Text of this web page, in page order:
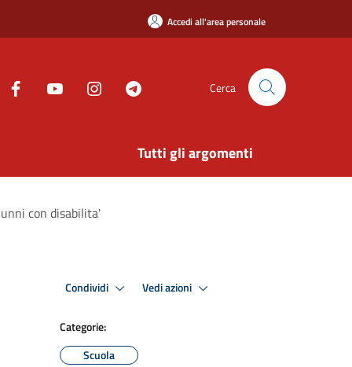
Accedi all'area personale
Cerca
Tutti gli argomenti
con disabilita'
Condividi Vedi azioni
Categorie:
Scuola